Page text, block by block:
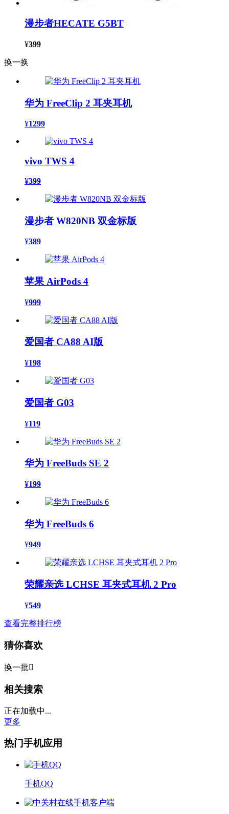
漫步者HECATE G5BT
¥399
换一换
华为 FreeClip 2 耳夹耳机
¥1299
vivo TWS 4
¥399
漫步者 W820NB 双金标版
¥389
苹果 AirPods 4
¥999
爱国者 CA88 AI版
¥198
爱国者 G03
¥119
华为 FreeBuds SE 2
¥199
华为 FreeBuds 6
¥949
荣耀亲选 LCHSE 耳夹式耳机 2 Pro
¥549
查看完整排行榜
猜你喜欢
换一批
相关搜索
正在加载中...
更多
热门手机应用
手机QQ